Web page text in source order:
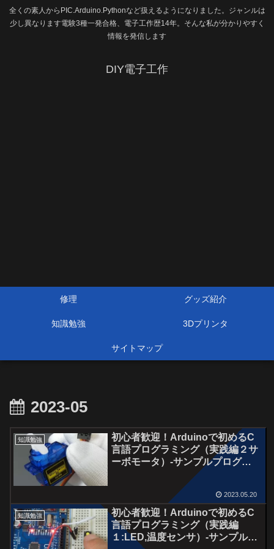
全くの素人からPIC.Arduino.Pythonなど扱えるようになりました。ジャンルは
少し異なります電験3種一発合格、電子工作歴14年。そんな私が分かりやすく
情報を発信します
DIY電子工作
修理 グッズ紹介
知識勉強 3Dプリンタ
サイトマップ
2023-05
知識勉強
初心者歓迎！Arduinoで初めるC
言語プログラミング（実践編２サ
ーボモータ）‐サンプルプログラ
2023.05.20
知識勉強
初心者歓迎！Arduinoで初めるC
言語プログラミング（実践編
１:LED,温度センサ）‐サンプルプ